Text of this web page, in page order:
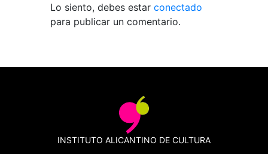
Lo siento, debes estar conectado
para publicar un comentario.
INSTITUTO ALICANTINO DE CULTURA